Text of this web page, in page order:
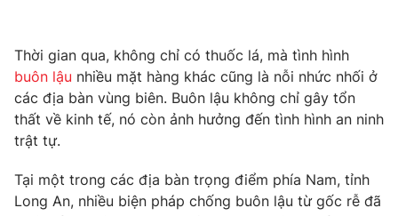
Thế giới đó đây
Câu chuyện quốc tế
Tài chính
Thị trường
Góc doanh nghiệp
Dữ liệu và đời sống
Truyền hình
Phim VTV
Hậu trường
Giải trí
Thời gian qua, không chỉ có thuốc lá, mà tình hình
buôn lậu nhiều mặt hàng khác cũng là nỗi nhức nhối ở
các địa bàn vùng biên. Buôn lậu không chỉ gây tổn
thất về kinh tế, nó còn ảnh hưởng đến tình hình an ninh
trật tự.
Tại một trong các địa bàn trọng điểm phía Nam, tỉnh
Long An, nhiều biện pháp chống buôn lậu từ gốc rễ đã